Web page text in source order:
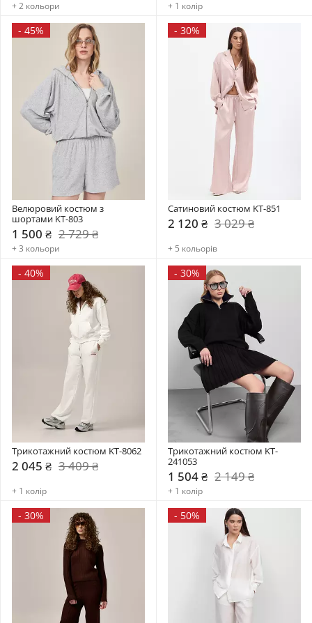
+ 2 кольори + 1 колір
- 45%
Велюровий костюм з
шортами KT-803
1 500 ₴ 2 729 ₴
+ 3 кольори
- 30%
Сатиновий костюм KT-851
2 120 ₴ 3 029 ₴
+ 5 кольорів
- 40%
Трикотажний костюм KT-8062
2 045 ₴ 3 409 ₴
+ 1 колір
- 30%
Трикотажний костюм KT-
241053
1 504 ₴ 2 149 ₴
+ 1 колір
- 30% - 50%